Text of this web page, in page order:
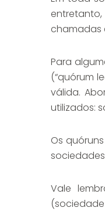
chamadas
Para
(“quórum
válida.
utilizados:
Os
Vale